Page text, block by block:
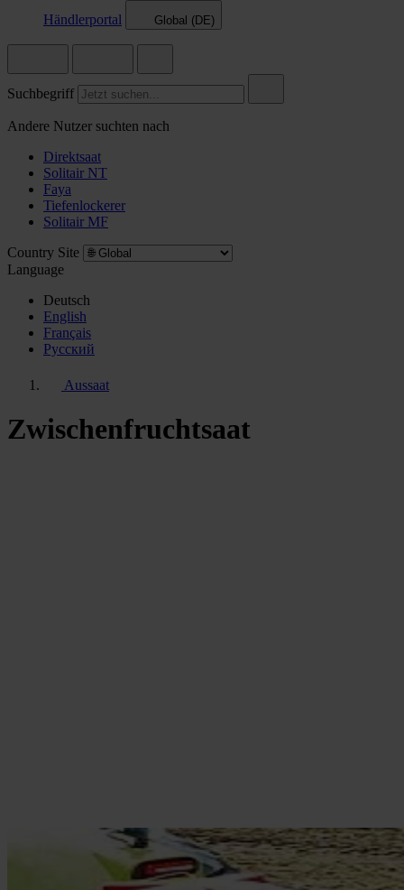
Händlerportal
Global (DE)
Suchbegriff
Andere Nutzer suchten nach
Direktsaat
Solitair NT
Faya
Tiefenlockerer
Solitair MF
Country Site
Language
Deutsch
English
Français
Pусский
Aussaat
Zwischenfruchtsaat